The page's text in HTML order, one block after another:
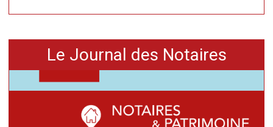
Le Journal des Notaires